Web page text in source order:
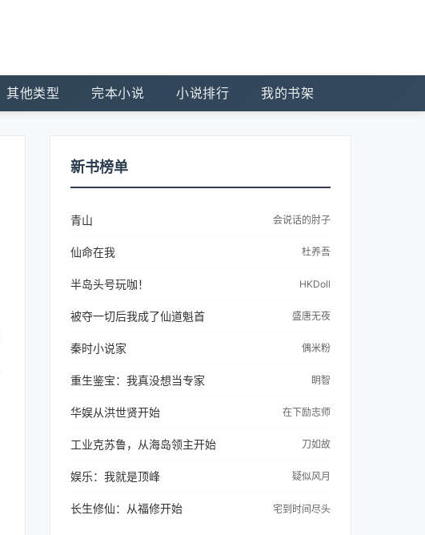
其他类型 完本小说 小说排行 我的书架
新书榜单
青山 会说话的肘子
仙命在我 杜养吾
半岛头号玩咖！ HKDoll
被夺一切后我成了仙道魁首 盛唐无夜
秦时小说家 偶米粉
重生鉴宝：我真没想当专家 眀智
华娱从洪世贤开始 在下励志师
工业克苏鲁，从海岛领主开始 刀如故
娱乐：我就是顶峰 疑似风月
长生修仙：从福修开始 宅到时间尽头